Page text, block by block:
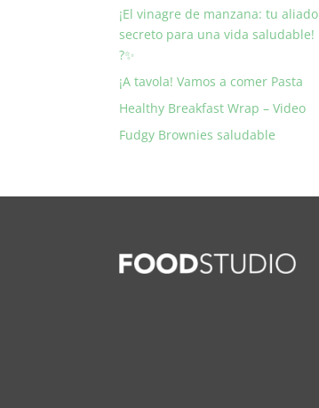
¡El vinagre de manzana: tu aliado
secreto para una vida saludable!
?✨
¡A tavola! Vamos a comer Pasta
Healthy Breakfast Wrap – Video
Fudgy Brownies saludable